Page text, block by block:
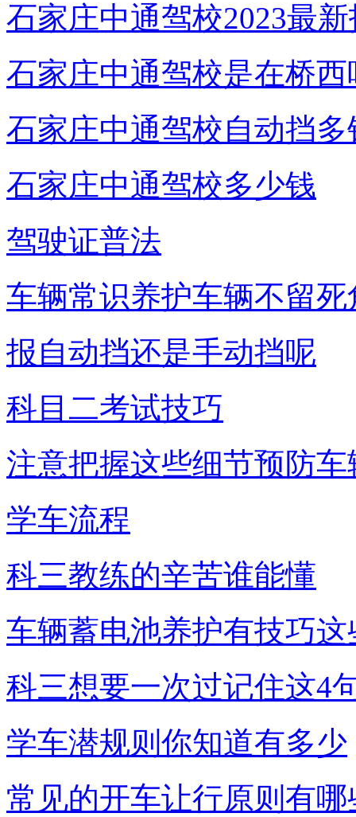
石家庄中通驾校2023最
石家庄中通驾校是在桥西
石家庄中通驾校自动挡多
石家庄中通驾校多少钱
驾驶证普法
车辆常识养护车辆不留死
报自动挡还是手动挡呢
科目二考试技巧
注意把握这些细节预防车
学车流程
科三教练的辛苦谁能懂
车辆蓄电池养护有技巧这
科三想要一次过记住这4
学车潜规则你知道有多少
常见的开车让行原则有哪